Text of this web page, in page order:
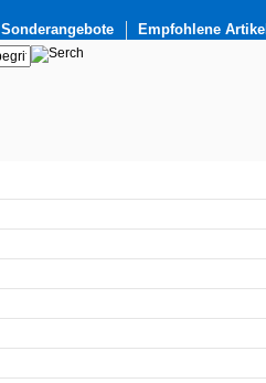
Sonderangebote Empfohlene Artikel